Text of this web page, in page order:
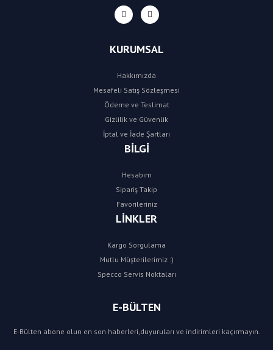
KURUMSAL
Hakkımızda
Mesafeli Satış Sözleşmesi
Ödeme ve Teslimat
Gizlilik ve Güvenlik
İptal ve İade Şartları
BİLGİ
Hesabım
Sipariş Takip
Favorileriniz
LİNKLER
Kargo Sorgulama
Mutlu Müşterilerimiz :)
Specco Servis Noktaları
E-BÜLTEN
E-Bülten abone olun en son haberleri,duyuruları ve indirimleri kaçırmayın.